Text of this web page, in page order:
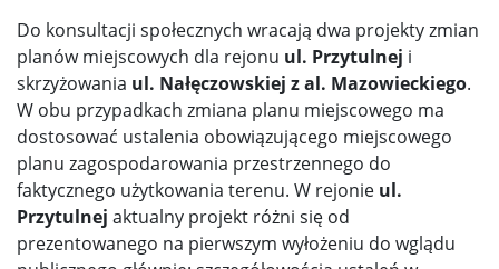
Do konsultacji społecznych wracają dwa projekty zmian
planów miejscowych dla rejonu ul. Przytulnej i
skrzyżowania ul. Nałęczowskiej z al. Mazowieckiego.
W obu przypadkach zmiana planu miejscowego ma
dostosować ustalenia obowiązującego miejscowego
planu zagospodarowania przestrzennego do
faktycznego użytkowania terenu. W rejonie ul.
Przytulnej aktualny projekt różni się od
prezentowanego na pierwszym wyłożeniu do wglądu